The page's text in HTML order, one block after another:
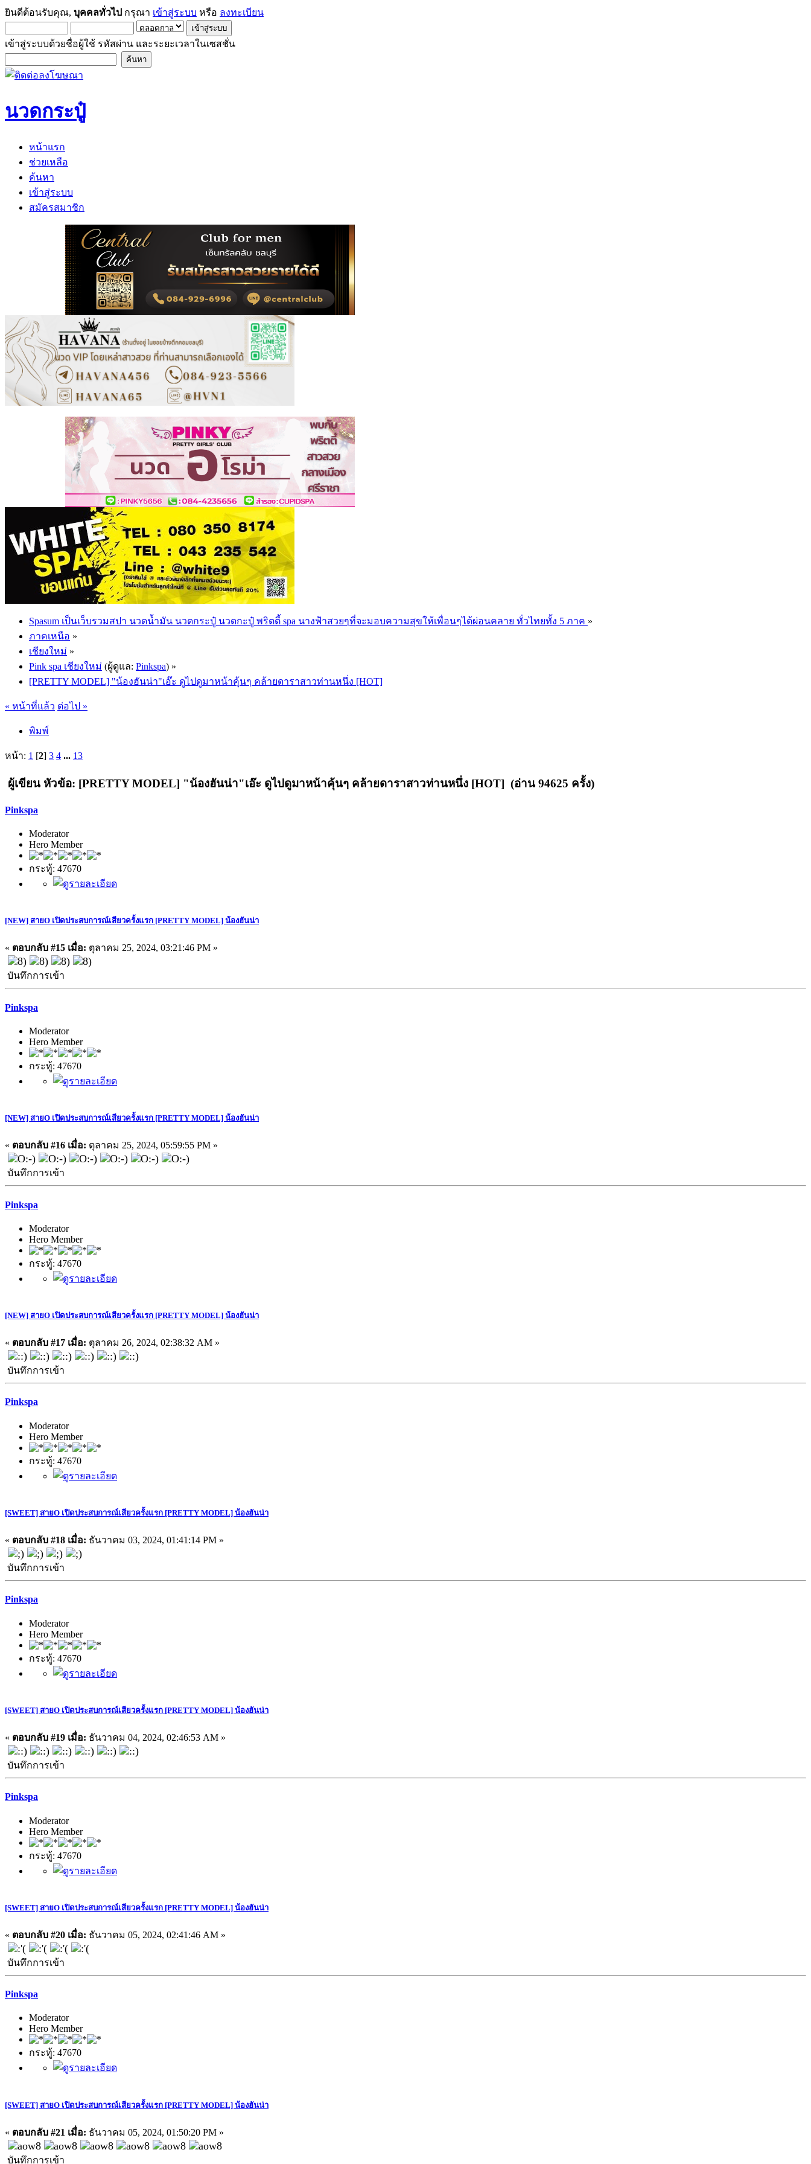
ยินดีต้อนรับคุณ, บุคคลทั่วไป กรุณา เข้าสู่ระบบ หรือ ลงทะเบียน
เข้าสู่ระบบด้วยชื่อผู้ใช้ รหัสผ่าน และระยะเวลาในเซสชั่น
นวดกระปู๋
หน้าแรก
ช่วยเหลือ
ค้นหา
เข้าสู่ระบบ
สมัครสมาชิก
Spasum เป็นเว็บรวมสปา นวดน้ำมัน นวดกระปู๋ นวดกะปู๋ พริตตี้ spa นางฟ้าสวยๆที่จะมอบความสุขให้เพื่อนๆได้ผ่อนคลาย ทั่วไทยทั้ง 5 ภาค »
ภาคเหนือ »
เชียงใหม่ »
Pink spa เชียงใหม่ (ผู้ดูแล: Pinkspa) »
[PRETTY MODEL] "น้องฮันน่า"เอ๊ะ ดูไปดูมาหน้าคุ้นๆ คล้ายดาราสาวท่านหนึ่ง [HOT]
« หน้าที่แล้ว ต่อไป »
พิมพ์
หน้า: 1 [2] 3 4 ... 13
ผู้เขียน หัวข้อ: [PRETTY MODEL] "น้องฮันน่า"เอ๊ะ ดูไปดูมาหน้าคุ้นๆ คล้ายดาราสาวท่านหนึ่ง [HOT] (อ่าน 94625 ครั้ง)
Pinkspa
Moderator
Hero Member
กระทู้: 47670
[NEW] สายO เปิดประสบการณ์เสียวครั้งแรก [PRETTY MODEL] น้องฮันน่า
« ตอบกลับ #15 เมื่อ: ตุลาคม 25, 2024, 03:21:46 PM »
บันทึกการเข้า
Pinkspa
Moderator
Hero Member
กระทู้: 47670
[NEW] สายO เปิดประสบการณ์เสียวครั้งแรก [PRETTY MODEL] น้องฮันน่า
« ตอบกลับ #16 เมื่อ: ตุลาคม 25, 2024, 05:59:55 PM »
บันทึกการเข้า
Pinkspa
Moderator
Hero Member
กระทู้: 47670
[NEW] สายO เปิดประสบการณ์เสียวครั้งแรก [PRETTY MODEL] น้องฮันน่า
« ตอบกลับ #17 เมื่อ: ตุลาคม 26, 2024, 02:38:32 AM »
บันทึกการเข้า
Pinkspa
Moderator
Hero Member
กระทู้: 47670
[SWEET] สายO เปิดประสบการณ์เสียวครั้งแรก [PRETTY MODEL] น้องฮันน่า
« ตอบกลับ #18 เมื่อ: ธันวาคม 03, 2024, 01:41:14 PM »
บันทึกการเข้า
Pinkspa
Moderator
Hero Member
กระทู้: 47670
[SWEET] สายO เปิดประสบการณ์เสียวครั้งแรก [PRETTY MODEL] น้องฮันน่า
« ตอบกลับ #19 เมื่อ: ธันวาคม 04, 2024, 02:46:53 AM »
บันทึกการเข้า
Pinkspa
Moderator
Hero Member
กระทู้: 47670
[SWEET] สายO เปิดประสบการณ์เสียวครั้งแรก [PRETTY MODEL] น้องฮันน่า
« ตอบกลับ #20 เมื่อ: ธันวาคม 05, 2024, 02:41:46 AM »
บันทึกการเข้า
Pinkspa
Moderator
Hero Member
กระทู้: 47670
[SWEET] สายO เปิดประสบการณ์เสียวครั้งแรก [PRETTY MODEL] น้องฮันน่า
« ตอบกลับ #21 เมื่อ: ธันวาคม 05, 2024, 01:50:20 PM »
บันทึกการเข้า